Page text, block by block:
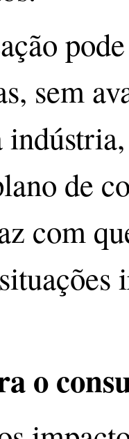
sem
de
com
o